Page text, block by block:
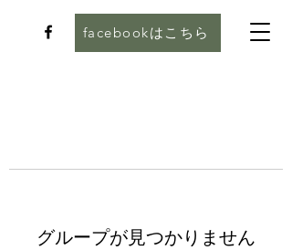
facebookはこちら
グループが見つかりません